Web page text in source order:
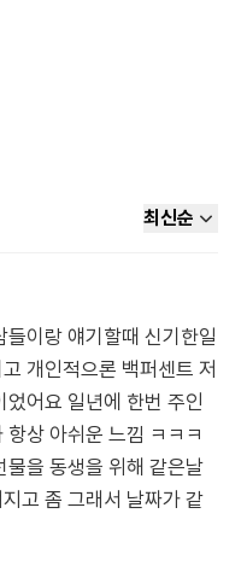
최신순
이랑 얘기할때 신기한일
개인적으론 백퍼센트 저
어요 일년에 한번 주인
상 아쉬운 느낌 ㅋㅋㅋ
을 동생을 위해 같은날
고 좀 그래서 날짜가 같